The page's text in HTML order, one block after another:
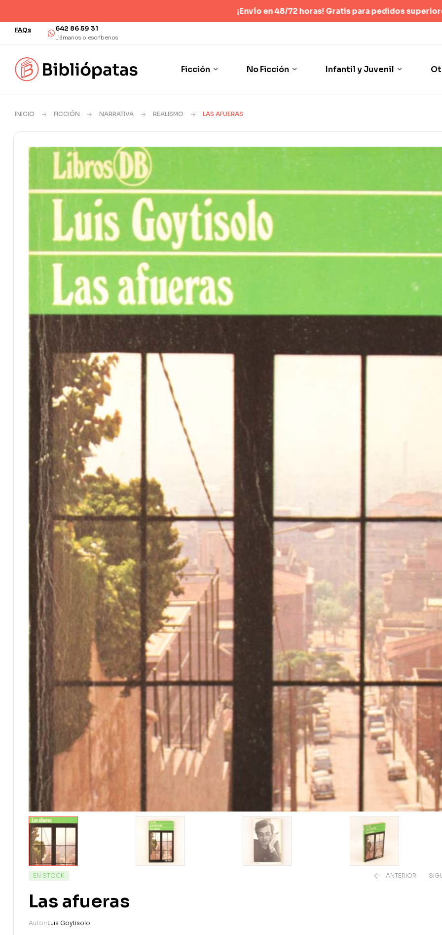
¡Envío en 48/72 horas! Gratis para pedidos superiores a 40 €(Sólo España
FAQs 642 86 59 31
Llámanos o escríbenos
Ficción No Ficción Infantil y Juvenil
INICIO FICCIÓN NARRATIVA REALISMO LAS AFUERAS
EN STOCK ANTERIOR
Las afueras
Autor:Luis Goytisolo